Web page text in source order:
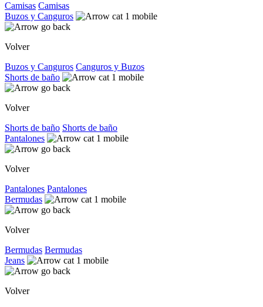
Camisas Camisas
Buzos y Canguros
Volver
Buzos y Canguros Canguros y Buzos
Shorts de baño
Volver
Shorts de baño Shorts de baño
Pantalones
Volver
Pantalones Pantalones
Bermudas
Volver
Bermudas Bermudas
Jeans
Volver